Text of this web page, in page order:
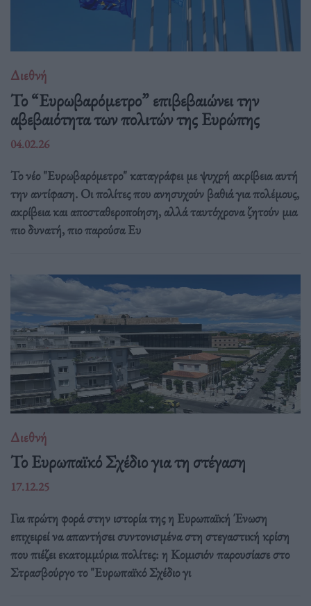
Διεθνή
Το “Ευρωβαρόμετρο” επιβεβαιώνει την
αβεβαιότητα των πολιτών της Ευρώπης
04.02.26
Το νέο "Ευρωβαρόμετρο" καταγράφει με ψυχρή ακρίβεια αυτή
την αντίφαση. Oι πολίτες που ανησυχούν βαθιά για πολέμους,
ακρίβεια και αποσταθεροποίηση, αλλά ταυτόχρονα ζητούν μια
πιο δυνατή, πιο παρούσα Ευ
Διεθνή
Το Ευρωπαϊκό Σχέδιο για τη στέγαση
17.12.25
Για πρώτη φορά στην ιστορία της η Ευρωπαϊκή Ένωση
επιχειρεί να απαντήσει συντονισμένα στη στεγαστική κρίση
που πιέζει εκατομμύρια πολίτες: η Κομισιόν παρουσίασε στο
Στρασβούργο το "Ευρωπαϊκό Σχέδιο γι